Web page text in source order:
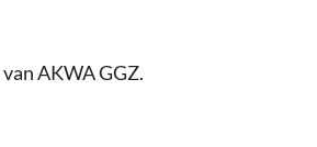
AKWA GGZ.